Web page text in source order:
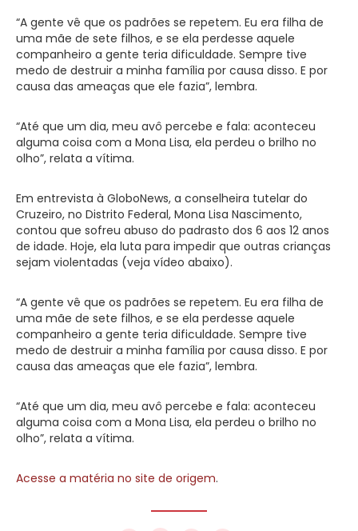
“A gente vê que os padrões se repetem. Eu era filha de
uma mãe de sete filhos, e se ela perdesse aquele
companheiro a gente teria dificuldade. Sempre tive
medo de destruir a minha família por causa disso. E por
causa das ameaças que ele fazia”, lembra.
“Até que um dia, meu avô percebe e fala: aconteceu
alguma coisa com a Mona Lisa, ela perdeu o brilho no
olho”, relata a vítima.
Em entrevista à GloboNews, a conselheira tutelar do
Cruzeiro, no Distrito Federal, Mona Lisa Nascimento,
contou que sofreu abuso do padrasto dos 6 aos 12 anos
de idade. Hoje, ela luta para impedir que outras crianças
sejam violentadas (veja vídeo abaixo).
“A gente vê que os padrões se repetem. Eu era filha de
uma mãe de sete filhos, e se ela perdesse aquele
companheiro a gente teria dificuldade. Sempre tive
medo de destruir a minha família por causa disso. E por
causa das ameaças que ele fazia”, lembra.
“Até que um dia, meu avô percebe e fala: aconteceu
alguma coisa com a Mona Lisa, ela perdeu o brilho no
olho”, relata a vítima.
Acesse a matéria no site de origem.